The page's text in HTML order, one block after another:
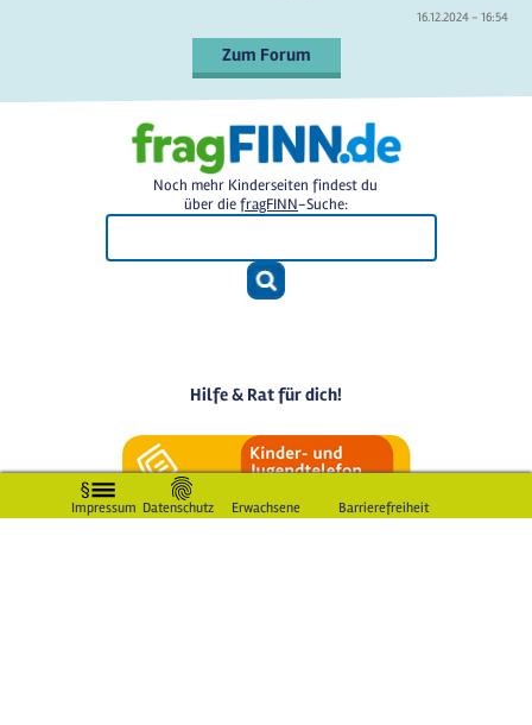
16.12.2024 - 16:54
Zum Forum
Noch mehr Kinderseiten findest du
über diefragFINN-Suche:
Hilfe & Rat für dich!
Impressum Datenschutz Erwachsene Barrierefreiheit